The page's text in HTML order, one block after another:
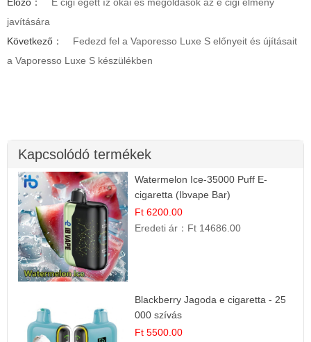
javítására
Következő：
Fedezd fel a Vaporesso Luxe S előnyeit és újításait
a Vaporesso Luxe S készülékben
Kapcsolódó termékek
Watermelon Ice-35000 Puff E-
cigaretta (Ibvape Bar)
Ft 6200.00
Eredeti ár： Ft 14686.00
Blackberry Jagoda e cigaretta - 25
000 szívás
Ft 5500.00